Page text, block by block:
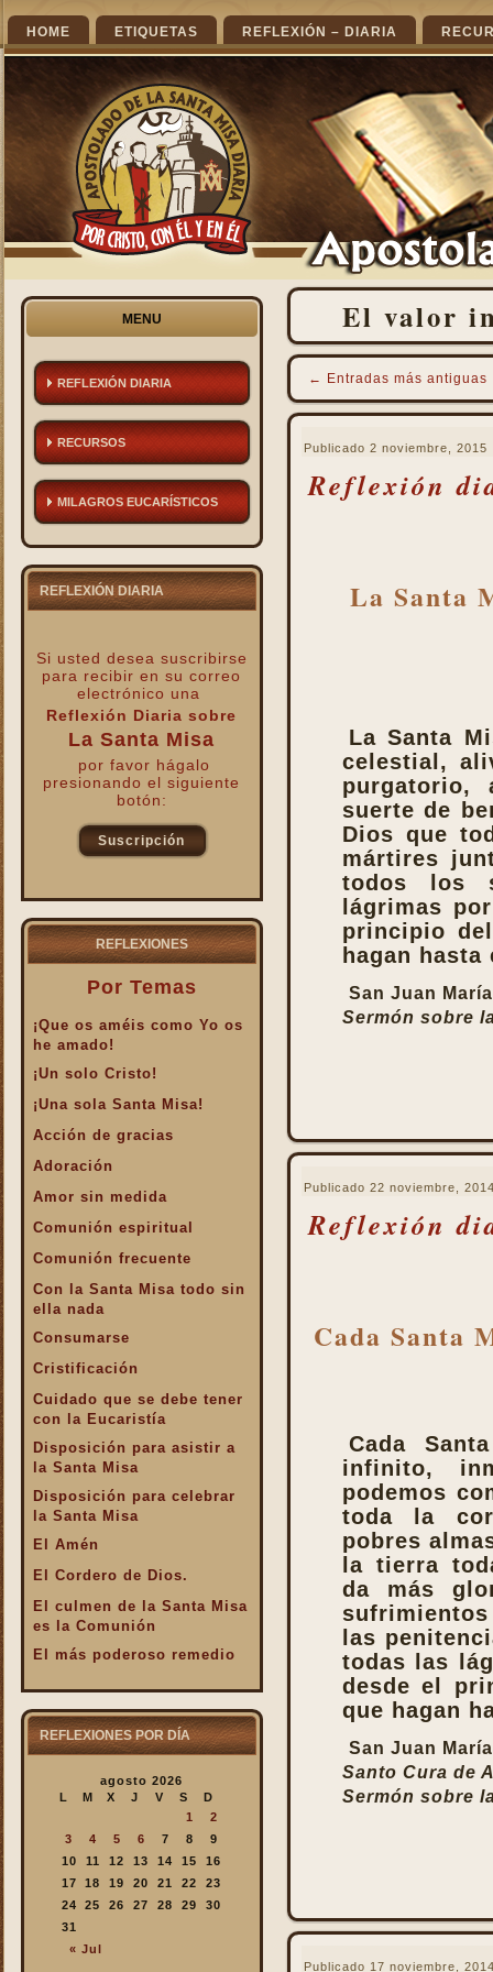
HOME ETIQUETAS REFLEXIÓN – DIARIA
MENU
REFLEXIÓN DIARIA
RECURSOS
MILAGROS EUCARÍSTICOS
REFLEXIÓN DIARIA
Si usted desea suscribirse
para recibiren su correo
electrónico una
Reflexión Diaria sobre
La Santa Misa
por favor hágalo
presionando el siguiente
botón:
Suscripción
REFLEXIONES
Por Temas
¡Que os améis como Yo os
he amado!
¡Un solo Cristo!
¡Una sola Santa Misa!
Acción de gracias
Adoración
Amor sin medida
Comunión espiritual
Comunión frecuente
Con la Santa Misa todo sin
ella nada
Consumarse
Cristificación
Cuidado que se debe tener
con la Eucaristía
Disposición para asistir a
la Santa Misa
Disposición para celebrar
la Santa Misa
El Amén
El Cordero de Dios.
El culmen de la Santa Misa
es la Comunión
El más poderoso remedio
El Pan de la Palabra y el
El Pan nuestro de cada día.
El valor infinto de la Santa
En la Santa Misa Dios nos
da todo
En la Santa Misa la Iglesia
se ofrece a sí misma
En la Santa Misa recibimos
REFLEXIONES POR DÍA
agosto 2026
L
M X J V S D
« Jul
1
2
3
4 5 6 7 8
9
10
11 12 13 14 15
16
17
18 19 20 21 22
23
24
25 26 27 28 29
30
31
El valor
← Entradas más antiguas
Publicado 2 noviembre, 2015
Reflexión
La Santa
La Santa
celestial,
purgatorio,
suerte de
Dios que
mártires
todos los
lágrimas
principio
hagan
San Juan
Sermón sobre
Publicado 22 noviembre,
Reflexión
Cada Santa
Cada
infinito,
podemos
toda la
pobres
la tierra
da más
las
todas las
desde el
que hagan
San Juan
Santo Cura de
Sermón sobre
Publicado 17 noviembre,